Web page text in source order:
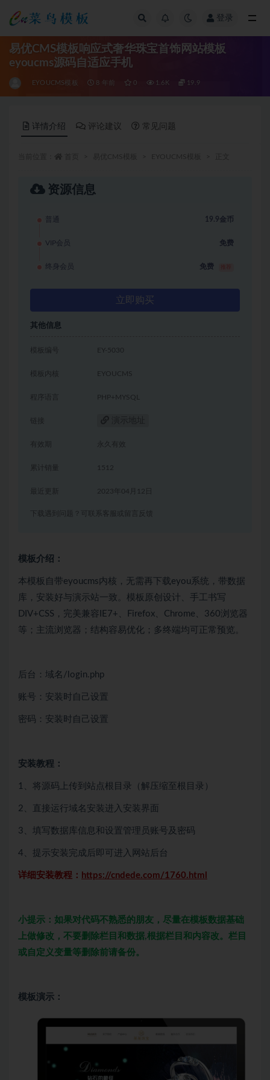
登录
易优CMS模板响应式奢华珠宝首饰网站模板
eyoucms源码自适应手机
EYOUCMS模板 8 年前 0 1.6K 19.9
详情介绍 评论建议 常见问题
资源信息
普通 19.9金币
VIP会员 免费
终身会员 免费
立即购买
其他信息
模板编号 EY-5030
模板内核 EYOUCMS
程序语言 PHP+MYSQL
链接
有效期 永久有效
累计销量 1512
2023年04月12日
下载遇到问题？可联系客服或留言反馈
模板介绍：
本模板自带eyoucms内核，无需再下载eyou系统，带数据
库，安装好与演示站一致。模板原创设计、手工书写
DIV+CSS，完美兼容IE7+、Firefox、Chrome、360浏览器
等；主流浏览器；结构容易优化；多终端均可正常预览。
后台：域名/login.php
账号：安装时自己设置
密码：安装时自己设置
安装教程：
1、将源码上传到站点根目录（解压缩至根目录）
2、直接运行域名安装进入安装界面
3、填写数据库信息和设置管理员账号及密码
4、提示安装完成后即可进入网站后台
详细安装教程： https://cndede.com/1760.html
小提示：如果对代码不熟悉的朋友，尽量在模板数据基础
上做修改，不要删除栏目和数据,根据栏目和内容改。栏目
或自定义变量等删除前请备份。
模板演示：